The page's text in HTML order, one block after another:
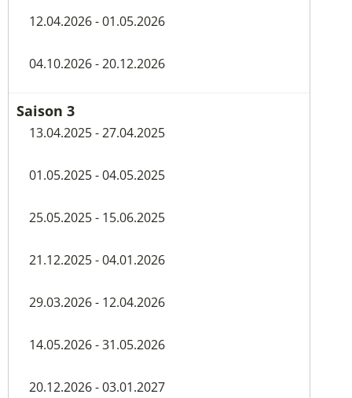
12.04.2026 - 01.05.2026
04.10.2026 - 20.12.2026
13.04.2025 - 27.04.2025
01.05.2025 - 04.05.2025
25.05.2025 - 15.06.2025
21.12.2025 - 04.01.2026
29.03.2026 - 12.04.2026
14.05.2026 - 31.05.2026
20.12.2026 - 03.01.2027